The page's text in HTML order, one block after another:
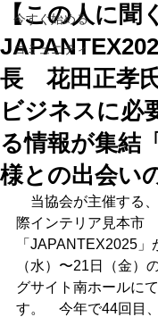
今すぐ始める
コミュニティ
【この人に聞
長 花田正孝
ビジネスに必
る情報が集結
様との出会い
当協会が主催する
際インテリア見本市
「JAPANTEX2025」
（水）〜21日（金）
グサイト南ホールに
す。　今年で44回目